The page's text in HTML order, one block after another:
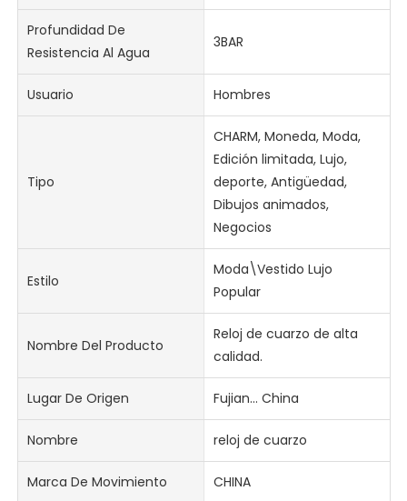
Profundidad De
Resistencia Al Agua
3BAR
Usuario Hombres
Tipo
CHARM, Moneda, Moda,
Edición limitada, Lujo,
deporte, Antigüedad,
Dibujos animados,
Negocios
Estilo
Moda\Vestido Lujo
Popular
Nombre Del Producto
Reloj de cuarzo de alta
calidad.
Lugar De Origen Fujian... China
Nombre reloj de cuarzo
Marca De Movimiento CHINA